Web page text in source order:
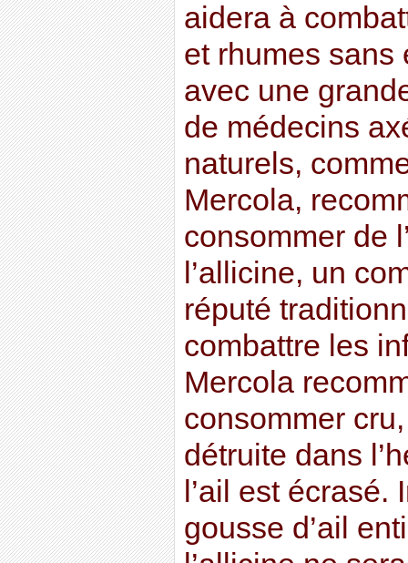
aidera à
et rhumes sans
avec une
de médecins
naturels,
Mercola,
consommer de
l’allicine, un
réputé
combattre les
Mercola
consommer
détruite dans
l’ail est écrasé.
gousse d’ail